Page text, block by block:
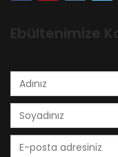
Ebültenimize